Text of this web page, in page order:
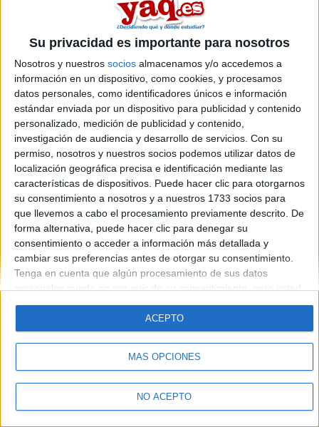
Su privacidad es importante para nosotros
Nosotros y nuestros socios almacenamos y/o accedemos a
información en un dispositivo, como cookies, y procesamos
datos personales, como identificadores únicos e información
estándar enviada por un dispositivo para publicidad y contenido
personalizado, medición de publicidad y contenido,
investigación de audiencia y desarrollo de servicios. Con su
permiso, nosotros y nuestros socios podemos utilizar datos de
localización geográfica precisa e identificación mediante las
características de dispositivos. Puede hacer clic para otorgarnos
su consentimiento a nosotros y a nuestros 1733 socios para
que llevemos a cabo el procesamiento previamente descrito. De
forma alternativa, puede hacer clic para denegar su
consentimiento o acceder a información más detallada y
cambiar sus preferencias antes de otorgar su consentimiento.
Tenga en cuenta que algún procesamiento de sus datos
personales puede no requerir de su consentimiento, pero usted
tiene el derecho de rechazar tal procesamiento. Sus
preferencias se aplicarán solo a este sitio web. Puede cambiar
sus preferencias o retirar su consentimiento en cualquier
momento volviendo a este sitio y haciendo clic en el botón
"Privacidad" en la parte inferior de la página web.
MÁS OPCIONES
NO ACEPTO
ACEPTO
Es muy complicado estudiar en la universidad y más aún saber
qué carrera elegir. Se explica todo acerca de las profesiones y
esta muy bien estructurada.
Blog de Fabiola23
Quiénes somos Contactar
Anúnciate
Aviso legal
Politica de privacidad |Condiciones generales | Política
de cookies
© 2003-2026Compás Mediterráneo S.L.- Diego de León 47 - 28006
Madrid [ESPAÑA] - Tel. +34 91 593 2767